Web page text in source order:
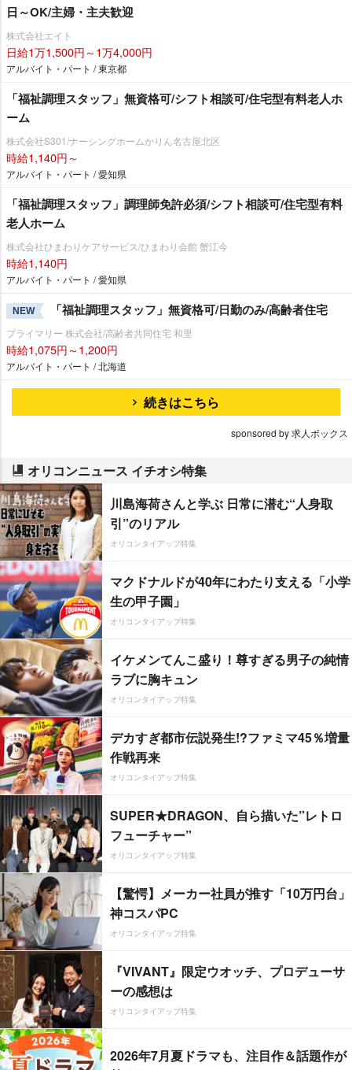
日～OK/主婦・主夫歓迎
株式会社エイト
日給1万1,500円～1万4,000円
アルバイト・パート / 東京都
「福祉調理スタッフ」無資格可/シフト相談可/住宅型有料老人ホ
ーム
株式会社S301/ナーシングホームかりん名古屋北区
時給1,140円～
アルバイト・パート / 愛知県
「福祉調理スタッフ」調理師免許必須/シフト相談可/住宅型有料
老人ホーム
株式会社ひまわりケアサービス/ひまわり会館 蟹江今
時給1,140円
アルバイト・パート / 愛知県
NEW 「福祉調理スタッフ」無資格可/日勤のみ/高齢者住宅
プライマリー 株式会社/高齢者共同住宅 和里
時給1,075円～1,200円
アルバイト・パート / 北海道
続きはこちら
sponsored by 求人ボックス
オリコンニュース イチオシ特集
川島海荷さんと学ぶ 日常に潜む“人身取
引”のリアル
オリコンタイアップ特集
マクドナルドが40年にわたり支える「小学
生の甲子園」
オリコンタイアップ特集
イケメンてんこ盛り！尊すぎる男子の純情
ラブに胸キュン
オリコンタイアップ特集
デカすぎ都市伝説発生!?ファミマ45％増量
作戦再来
オリコンタイアップ特集
SUPER★DRAGON、自ら描いた”レトロ
フューチャー”
オリコンタイアップ特集
【驚愕】メーカー社員が推す「10万円台」
神コスパPC
オリコンタイアップ特集
『VIVANT』限定ウオッチ、プロデューサ
ーの感想は
オリコンタイアップ特集
2026年7月夏ドラマも、注目作＆話題作が